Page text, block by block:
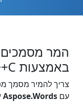
המר מסמכים
באמצעות C++
צריך להמיר מסמך
עם Aspose.Words עבור C++